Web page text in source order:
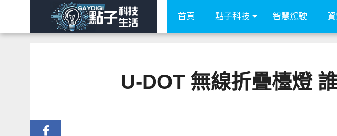
首頁 點子科技 智慧駕駛
U-DOT 無線折疊檯燈